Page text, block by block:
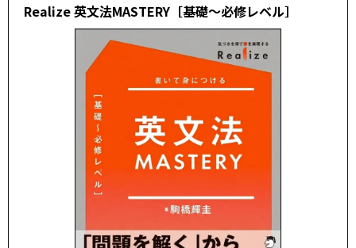
Realize 英文法MASTERY［基礎～必修レベル］